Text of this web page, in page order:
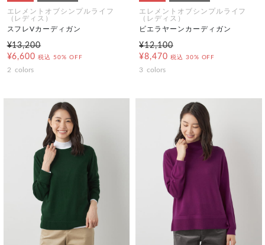
エレメントオブシンプルライフ
（レディス）
スフレVカーディガン
¥13,200
¥6,600 税込 50% OFF
2 colors
エレメントオブシンプルライフ
（レディス）
ビエラヤーンカーディガン
¥12,100
¥8,470 税込 30% OFF
3 colors